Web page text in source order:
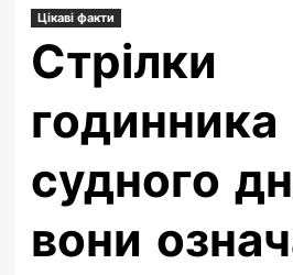
Цікаві факти
Стрілки
годинника
судного
вони